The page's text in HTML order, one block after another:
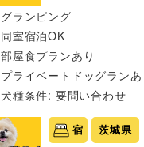
グランピング
同室宿泊OK
部屋食プランあり
プライベートドッグランあ
犬種条件: 要問い合わせ
宿 茨城県